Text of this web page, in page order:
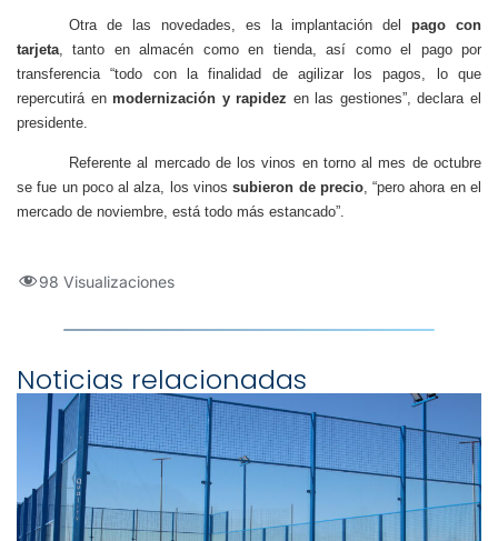
Otra de las novedades, es la implantación delpago con
tarjeta , tanto en almacén como en tienda, así como el pago por
transferencia “todo con la finalidad de agilizar los pagos, lo que
repercutirá enmodernización y rapidez en las gestiones”, declara el
presidente.
Referente al mercado de los vinos en torno al mes de octubre
se fue un poco al alza, los vinossubieron de precio, “pero ahora en el
mercado de noviembre, está todo más estancado”.
98 Visualizaciones
Noticias relacionadas